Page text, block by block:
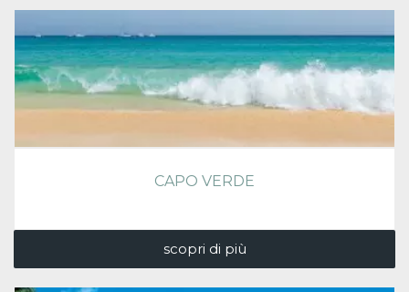
CAPO VERDE
scopri di più